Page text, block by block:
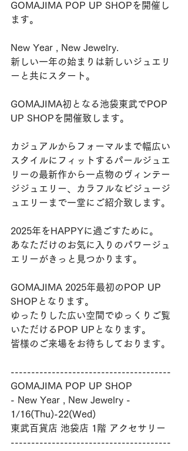
GOMAJIMA POP UP SHOPを開催し
ます。
New Year , New Jewelry.
新しい一年の始まりは新しいジュエリ
ーと共にスタート。
GOMAJIMA初となる池袋東武でPOP
UP SHOPを開催致します。
カジュアルからフォーマルまで幅広い
スタイルにフィットするパールジュエ
リーの最新作から一点物のヴィンテー
ジジュエリー、カラフルなビジュージ
ュエリーまで一堂にご紹介致します。
2025年をHAPPYに過ごすために。
あなただけのお気に入りのパワージュ
エリーがきっと見つかります。
GOMAJIMA 2025年最初のPOP UP
SHOPとなります。
ゆったりした広い空間でゆっくりご覧
いただけるPOP UPとなります。
皆様のご来場をお待ちしております。
---------------------------------------
GOMAJIMA POP UP SHOP
- New Year , New Jewelry -
1/16(Thu)-22(Wed)
東武百貨店 池袋店 1階 アクセサリー
---------------------------------------